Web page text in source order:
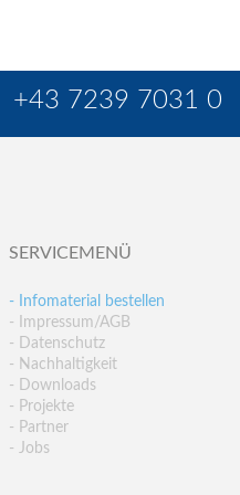
+43 7239 7031 0
SERVICEMENÜ
- Infomaterial bestellen
- Impressum/AGB
- Datenschutz
- Nachhaltigkeit
- Downloads
- Projekte
- Partner
- Jobs